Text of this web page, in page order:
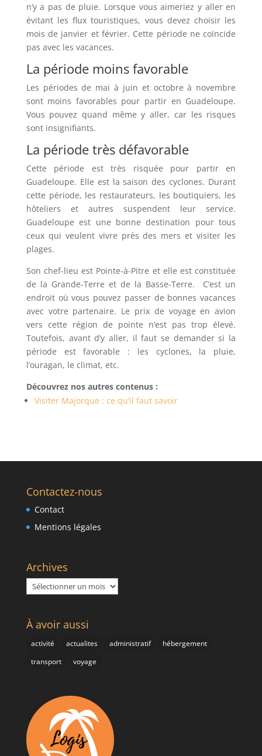
n’y a pas de pluie. Lorsque vous aimeriez y aller en
évitant les flux touristiques, vous devez choisir les
mois de janvier et février. Cette période ne coïncide
pas avec les vacances.
La période moins favorable
Les périodes de mai à juin et octobre à novembre
sont moins favorables pour partir en Guadeloupe.
Vous pouvez quand même y aller, car les risques
sont insignifiants.
La période très défavorable
Cette période est très risquée pour partir en
Guadeloupe. Elle est la saison des cyclones. Durant
cette période, les restaurateurs, les boutiquiers, les
hôteliers et autres suspendent leur service.
Guadeloupe est une bonne destination pour tous
ceux qui veulent vivre près des mers et visiter les
plages.
Son chef-lieu est Pointe-à-Pitre et elle est constituée
de la Grande-Terre et de la Basse-Terre. C’est un
endroit où vous pouvez passer de bonnes vacances
avec votre partenaire. Le prix de voyage en avion
vers cette région de pointe n’est pas trop élevé.
Toutefois, avant d’y aller, il faut se demander si la
période est favorable : les cyclones, la pluie,
l’ouragan, le climat, etc.
Découvrez nos autres contenus :
Visiter Majorque : ce qu’il faut savoir
Contactez-nous
Contact
Mentions légales
Archives
Archives
À avoir aussi
activité actualites administratif
hébergement
transport
voyage